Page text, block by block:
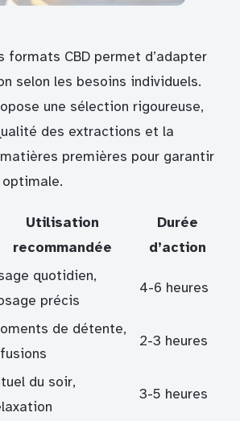
formats CBD permet d’adapter
selon les besoins individuels.
une sélection rigoureuse,
des extractions et la
premières pour garantir
optimale.
Utilisation
recommandée
Durée
d’action
quotidien,
précis
4-6 heures
de détente,
2-3 heures
du soir,
3-5 heures